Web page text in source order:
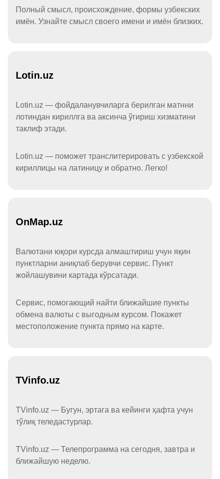
Полный смысл, происхождение, формы узбекских
имён. Узнайте смысл своего имени и имён близких.
Lotin.uz
Lotin.uz — фойдаланувчиларга берилган матнни
лотиндан кириллга ва аксинча ўгириш хизматини
таклиф этади.
Lotin.uz — поможет транслитерировать с узбекской
кириллицы на латиницу и обратно. Легко!
OnMap.uz
Валютани юқори курсда алмаштириш учун яқин
пунктларни аниқлаб берувчи сервис. Пункт
жойлашувини картада кўрсатади.
Сервис, помогающий найти ближайшие пункты
обмена валюты с выгодным курсом. Покажет
местоположение пункта прямо на карте.
TVinfo.uz
TVinfo.uz — Бугун, эртага ва кейинги ҳафта учун
тўлиқ теледастурлар.
TVinfo.uz — Телепрограмма на сегодня, завтра и
ближайшую неделю.